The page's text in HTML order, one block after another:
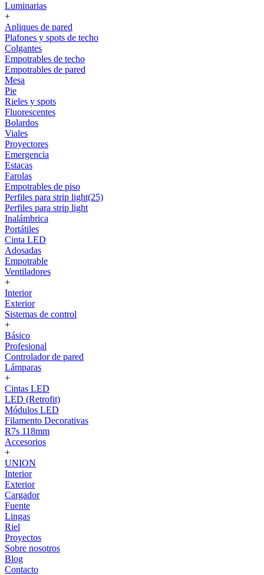
Luminarias
+
Apliques de pared
Plafones y spots de techo
Colgantes
Empotrables de techo
Empotrables de pared
Mesa
Pie
Rieles y spots
Fluorescentes
Bolardos
Viales
Proyectores
Emergencia
Estacas
Farolas
Empotrables de piso
Perfiles para strip light(25)
Perfiles para strip light
Inalámbrica
Portátiles
Cinta LED
Adosadas
Empotrable
Ventiladores
+
Interior
Exterior
Sistemas de control
+
Básico
Profesional
Controlador de pared
Lámparas
+
Cintas LED
LED (Retrofit)
Módulos LED
Filamento Decorativas
R7s 118mm
Accesorios
+
UNION
Interior
Exterior
Cargador
Fuente
Lingas
Riel
Proyectos
Sobre nosotros
Blog
Contacto